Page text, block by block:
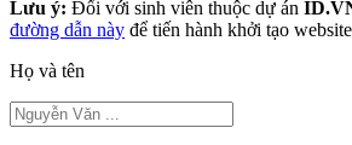
Lưu ý: Đối với sinh viên thuộc dự án
đường dẫn này để tiến hành khởi tạo
Họ và tên